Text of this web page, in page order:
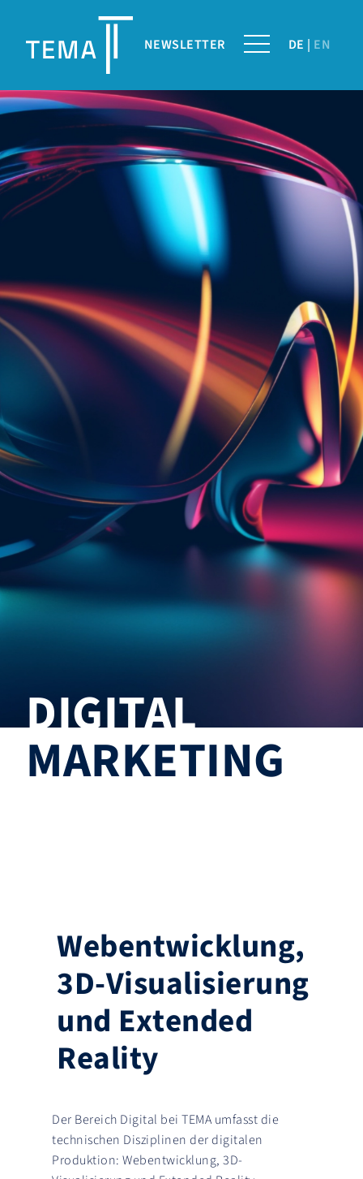
NEWSLETTER DE EN
DIGITAL
MARKETING
Webentwicklung,
3D-Visualisierung
und Extended
Reality
Der Bereich Digital bei TEMA umfasst die
technischen Disziplinen der digitalen
Produktion: Webentwicklung, 3D-